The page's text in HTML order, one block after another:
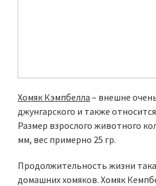
Хомяк Кэмпбелла – внешне
джунгарского и также
Размер взрослого животного
мм, вес примерно 25 гр.
Продолжительность жизни
домашних хомяков. Хомяк